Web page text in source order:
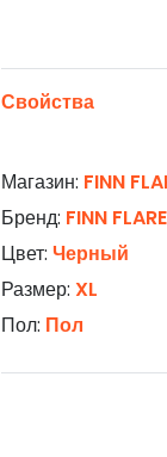
Свойства
Магазин: FINN
Бренд: FINN FLARE
Цвет: Черный
Размер: XL
Пол: Пол